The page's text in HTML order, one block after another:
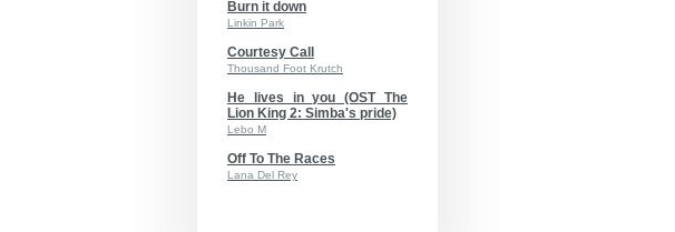
Burn it down
Linkin Park
Courtesy Call
Thousand Foot Krutch
He lives in you (OST The
Lion King 2: Simba's pride)
Lebo M
Off To The Races
Lana Del Rey